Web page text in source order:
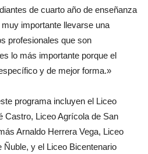
de cuarto año de enseñanza
importante llevarse una
profesionales que son
lo más importante porque el
y de mejor forma.»
programa incluyen el Liceo
Castro, Liceo Agrícola de San
Arnaldo Herrera Vega, Liceo
Ñuble, y el Liceo Bicentenario